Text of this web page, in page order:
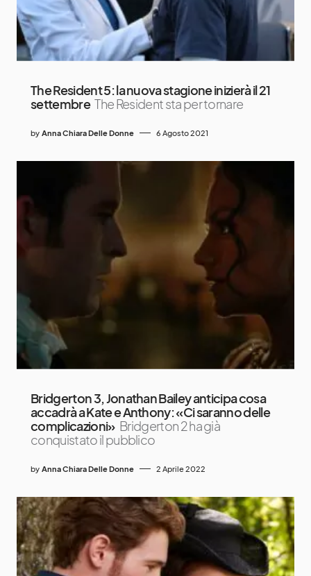
The Resident 5: la nuova stagione inizierà il 21
settembre The Resident sta per tornare
by Anna Chiara Delle Donne 6 Agosto 2021
Bridgerton 3, Jonathan Bailey anticipa cosa
accadrà a Kate e Anthony: «Ci saranno delle
complicazioni» Bridgerton 2 ha già
conquistato il pubblico
by Anna Chiara Delle Donne 2 Aprile 2022